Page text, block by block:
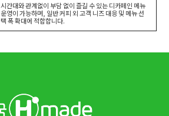
시간대와 관계없이 부담 없이 즐길 수 있는 디카페인 메뉴
운영이 가능하며, 일반 커피 외 고객 니즈 대응 및 메뉴 선
택 폭 확대에 적합합니다.